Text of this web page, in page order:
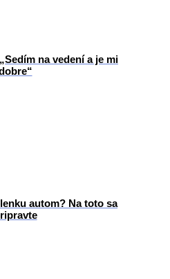
na vedení a je mi
autom? Na toto sa